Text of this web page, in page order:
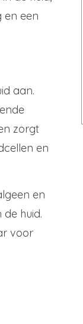
en een
aan.
zorgt
en
en
huid.
voor